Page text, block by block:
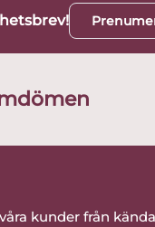
kunder från kända